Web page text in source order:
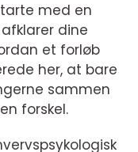
med en
dine
et forløb
her, at bare
sammen
forskel.